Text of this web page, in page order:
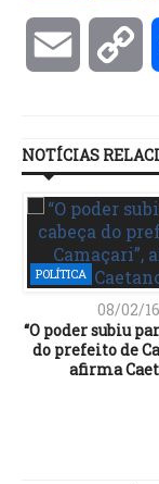
Email
NOTÍCIAS
POLÍTICA
08/02/16
“O poder subiu
do prefeito de
afirma